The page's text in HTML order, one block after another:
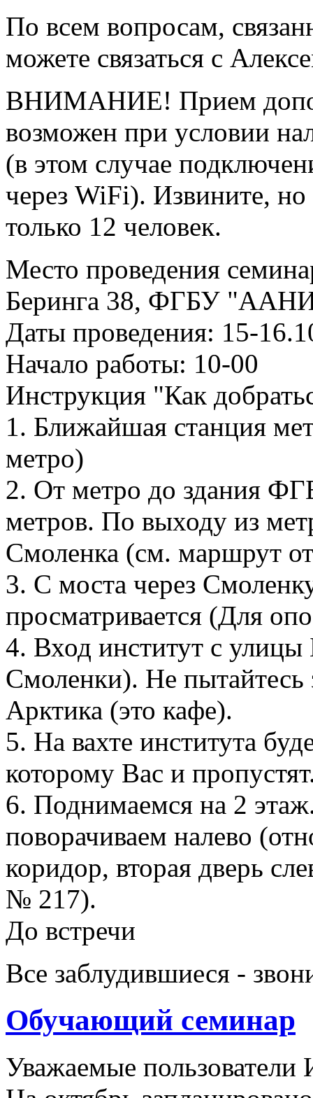
По всем вопросам,
можете связаться с
ВНИМАНИЕ! Прием
возможен при условии
(в этом случае
через WiFi). Извините, но
только 12 человек.
Место проведения
Беринга 38, ФГБУ
Даты проведения: 15-
Начало работы: 10-00
Инструкция "Как
1. Ближайшая станция
метро)
2. От метро до здания
метров. По выходу из
Смоленка (см. маршрут
3. С моста через
просматривается (Для
4. Вход институт с улицы
Смоленки). Не пытайтесь
Арктика (это кафе).
5. На вахте института
которому Вас и
6. Поднимаемся на 2
поворачиваем налево
коридор, вторая дверь
№ 217).
До встречи
Все заблудившиеся -
Обучающий семинар
Уважаемые